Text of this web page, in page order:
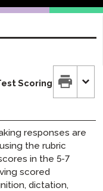
指南
Scoring
responses are
the rubric
in the 5-7
scored
dictation,